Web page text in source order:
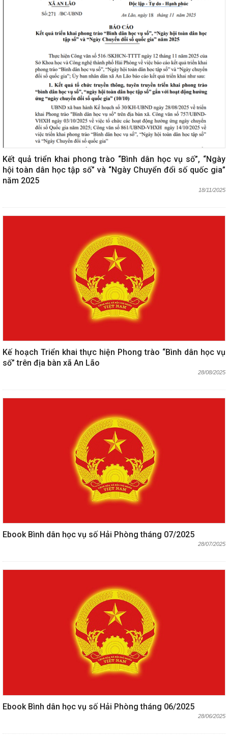
Kết quả triển khai phong trào “Bình dân học vụ số”, “Ngày
hội toàn dân học tập số” và “Ngày Chuyển đổi số quốc gia”
năm 2025
18/11/2025
Kế hoạch Triển khai thực hiện Phong trào “Bình dân học vụ
số” trên địa bàn xã An Lão
28/08/2025
Ebook Bình dân học vụ số Hải Phòng tháng 07/2025
28/07/2025
Ebook Bình dân học vụ số Hải Phòng tháng 06/2025
28/06/2025